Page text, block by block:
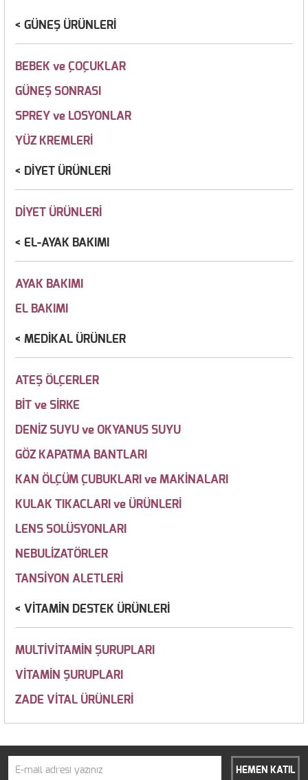
GÜNEŞ ÜRÜNLERİ
BEBEK ve ÇOÇUKLAR
GÜNEŞ SONRASI
SPREY ve LOSYONLAR
YÜZ KREMLERİ
DİYET ÜRÜNLERİ
DİYET ÜRÜNLERİ
EL-AYAK BAKIMI
AYAK BAKIMI
EL BAKIMI
MEDİKAL ÜRÜNLER
ATEŞ ÖLÇERLER
BİT ve SİRKE
DENİZ SUYU ve OKYANUS SUYU
GÖZ KAPATMA BANTLARI
KAN ÖLÇÜM ÇUBUKLARI ve MAKİNALARI
KULAK TIKACLARI ve ÜRÜNLERİ
LENS SOLÜSYONLARI
NEBULİZATÖRLER
TANSİYON ALETLERİ
VİTAMİN DESTEK ÜRÜNLERİ
MULTİVİTAMİN ŞURUPLARI
VİTAMİN ŞURUPLARI
ZADE VİTAL ÜRÜNLERİ
HEMEN KATIL